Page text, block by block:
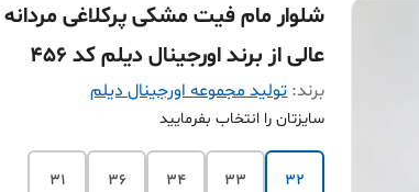
شلوار مام فیت مشکی پرکلاغی
عالی از برند اورجینال دیلم کد ۴۵۶
برند: تولید مجموعه اورجینال دیلم
سایزتان را انتخاب بفرمایید
32
33
34
36
31